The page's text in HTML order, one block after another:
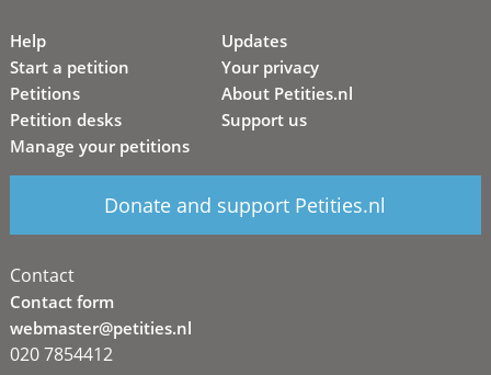
Help
Start a petition
Petitions
Petition desks
Manage your petitions
Updates
Your privacy
About Petities.nl
Support us
Donate and support Petities.nl
Contact
Contact form
webmaster@petities.nl
020 7854412